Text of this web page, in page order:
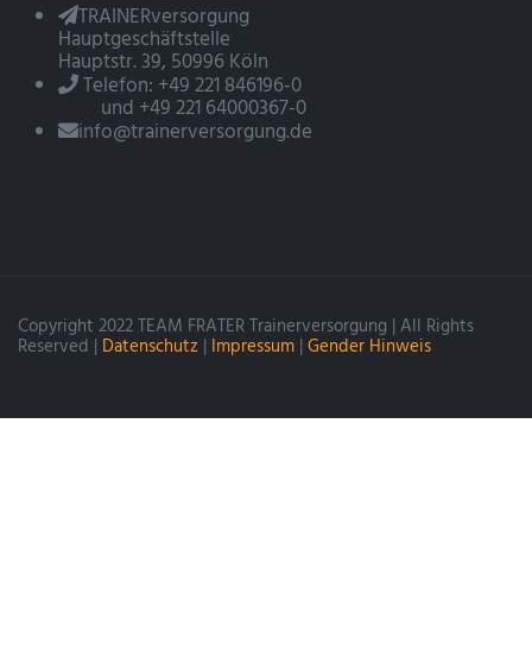
TRAINERversorgung
Hauptgeschäftstelle
Hauptstr. 39, 50996 Köln
Telefon: +49 221 846196-0
und +49 221 64000367-0
info@trainerversorgung.de
Copyright 2022 TEAM FRATER Trainerversorgung | All Rights
Reserved | Datenschutz | Impressum | Gender Hinweis